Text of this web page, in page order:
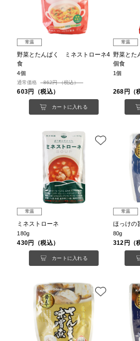
常温
野菜とたんぱく ミネストローネ4
食
4個
通常価格 862円 （税込）
603円（税込）
カートに入れる
常温
野菜とた
個食
1個
268円（
常温
ミネストローネ
180g
430円（税込）
カートに入れる
常温
ほっけの
80g
312円（